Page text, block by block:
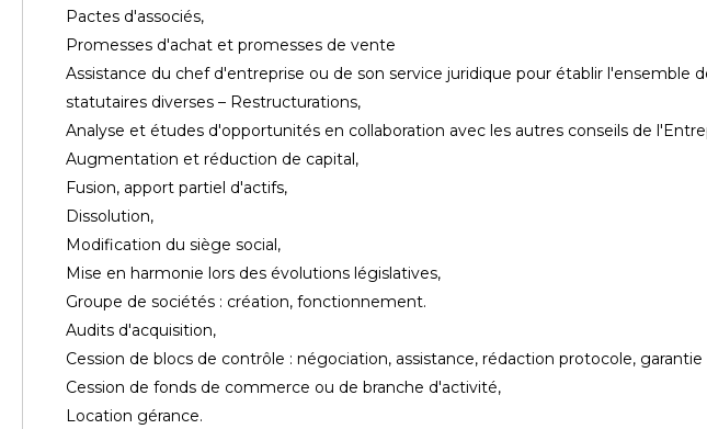
Pactes d'associés,
Promesses d'achat et promesses de vente
Assistance du chef d'entreprise ou de son service juridique pour établir
statutaires diverses – Restructurations,
Analyse et études d'opportunités en collaboration avec les autres conseils de
Augmentation et réduction de capital,
Fusion, apport partiel d'actifs,
Dissolution,
Modification du siège social,
Mise en harmonie lors des évolutions législatives,
Groupe de sociétés : création, fonctionnement.
Audits d'acquisition,
Cession de blocs de contrôle : négociation, assistance, rédaction protocole, garantie
Cession de fonds de commerce ou de branche d'activité,
Location gérance.